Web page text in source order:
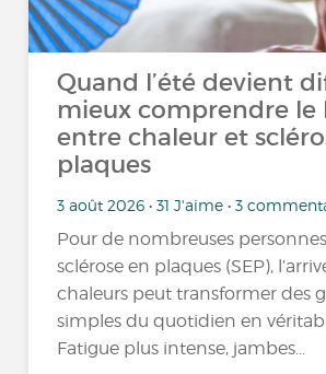
Quand l’été devient
mieux comprendre le
entre chaleur et
plaques
3 août 2026 • 31 J'aime • 3
Pour de nombreuses
sclérose en plaques (SEP),
chaleurs peut transformer des
simples du quotidien en
Fatigue plus intense, jambes...